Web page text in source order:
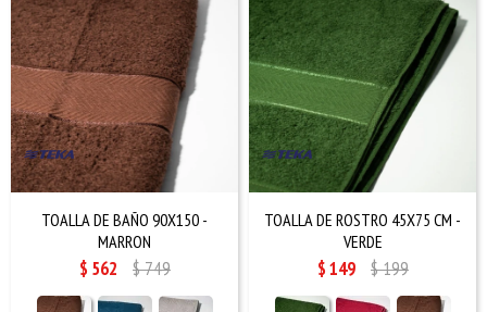
TOALLA DE BAÑO 90X150 -
MARRON
$ 562 $749
TOALLA DE ROSTRO 45X75 CM -
VERDE
$149 $199